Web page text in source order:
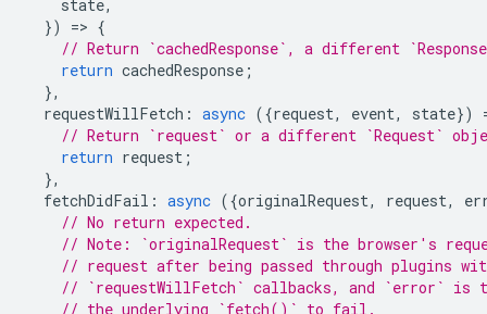
state,
})
=> {
// Return `cachedResponse`, a different
return cachedResponse ;
},
requestWillFetch : async ({request, event, state})
// Return `request` or a different `Request`
return request ;
},
fetchDidFail : async ({originalRequest, request,
// No return expected.
// Note: `originalRequest` is the browser's
// request after being passed through plugins
// `requestWillFetch` callbacks, and `error` is
// the underlying `fetch()` to fail.